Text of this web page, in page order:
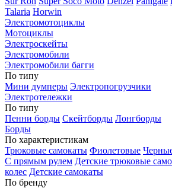
Talaria Horwin
Электромотоциклы
Мотоциклы
Электроскейты
Электромобили
Электромобили багги
По типу
Мини думперы Электропогрузчики
Электротележки
По типу
Пенни борды Скейтборды Лонгборды
Борды
По характеристикам
Трюковые самокаты Фиолетовые
С прямым рулем Детские трюковые
колес Детские самокаты
По бренду